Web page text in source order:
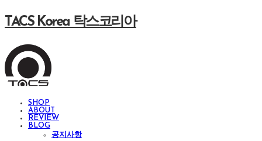
TACS Korea 탁스코리아
SHOP
ABOUT
REVIEW
BLOG
공지사항